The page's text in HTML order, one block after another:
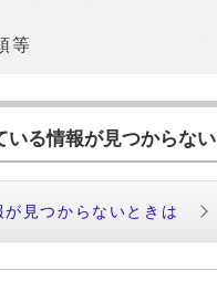
等
いる情報が見つからない
が見つからないときは